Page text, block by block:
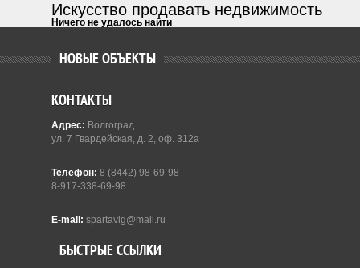
Искусство продавать недвижимость
Ничего не удалось найти
НОВЫЕ ОБЪЕКТЫ
КОНТАКТЫ
Адрес: Волгоград
ул. 7 Гвардейская, д. 2, оф. 312а
Телефон: 8 (8442) 98-69-98
8-917-338-69-98
E-mail: spartavlg@mail.ru
БЫСТРЫЕ ССЫЛКИ